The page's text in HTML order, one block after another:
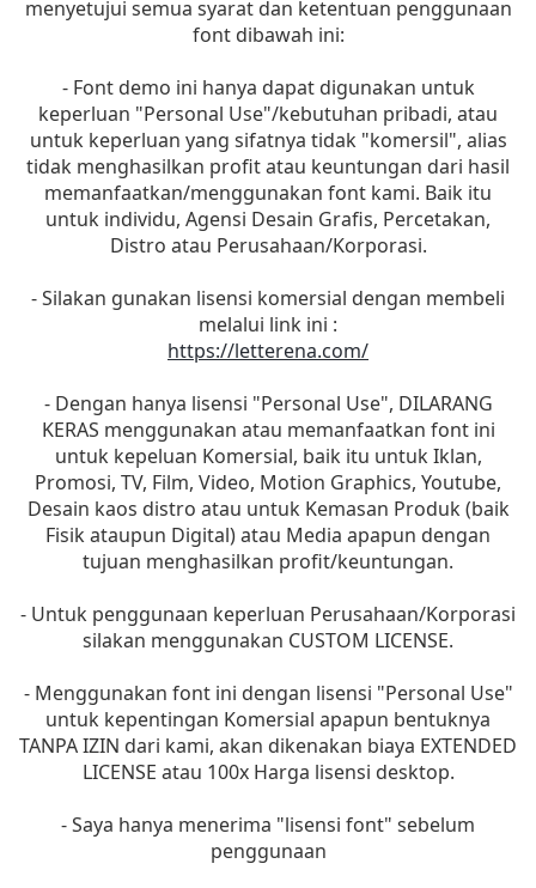
menyetujui semua syarat dan ketentuan penggunaan
font dibawah ini:
- Font demo ini hanya dapat digunakan untuk
keperluan "Personal Use"/kebutuhan pribadi, atau
untuk keperluan yang sifatnya tidak "komersil", alias
tidak menghasilkan profit atau keuntungan dari hasil
memanfaatkan/menggunakan font kami. Baik itu
untuk individu, Agensi Desain Grafis, Percetakan,
Distro atau Perusahaan/Korporasi.
- Silakan gunakan lisensi komersial dengan membeli
melalui link ini :
https://letterena.com/
- Dengan hanya lisensi "Personal Use", DILARANG
KERAS menggunakan atau memanfaatkan font ini
untuk kepeluan Komersial, baik itu untuk Iklan,
Promosi, TV, Film, Video, Motion Graphics, Youtube,
Desain kaos distro atau untuk Kemasan Produk (baik
Fisik ataupun Digital) atau Media apapun dengan
tujuan menghasilkan profit/keuntungan.
- Untuk penggunaan keperluan Perusahaan/Korporasi
silakan menggunakan CUSTOM LICENSE.
- Menggunakan font ini dengan lisensi "Personal Use"
untuk kepentingan Komersial apapun bentuknya
TANPA IZIN dari kami, akan dikenakan biaya EXTENDED
LICENSE atau 100x Harga lisensi desktop.
- Saya hanya menerima "lisensi font" sebelum
penggunaan